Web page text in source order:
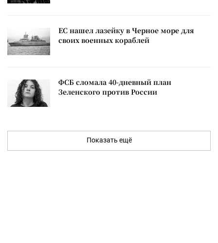
ЕС нашел лазейку в Черное море для
своих военных кораблей
ФСБ сломала 40-дневный план
Зеленского против России
Показать ещё